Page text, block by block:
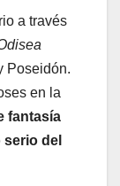
a través
Poseidón.
en la
fantasía
del